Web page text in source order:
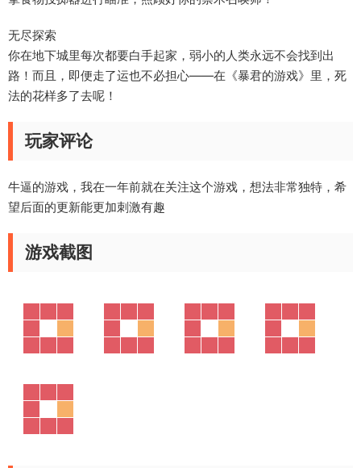
无尽探索
你在地下城里每次都要白手起家，弱小的人类永远不会找到出
路！而且，即便走了运也不必担心——在《暴君的游戏》里，死
法的花样多了去呢！
玩家评论
牛逼的游戏，我在一年前就在关注这个游戏，想法非常独特，希
望后面的更新能更加刺激有趣
游戏截图